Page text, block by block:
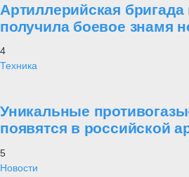
Артиллерийская
получила боевое знамя
4
Техника
Уникальные
появятся в российской
5
Новости